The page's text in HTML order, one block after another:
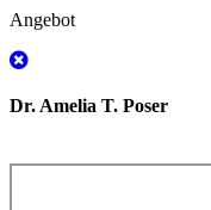
Angebot
Dr. Amelia T. Poser